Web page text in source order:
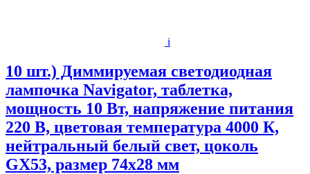
i
10 шт.) Диммируемая светодиодная
лампочка Navigator, таблетка,
мощность 10 Вт, напряжение питания
220 В, цветовая температура 4000 К,
нейтральный белый свет, цоколь
GX53, размер 74х28 мм